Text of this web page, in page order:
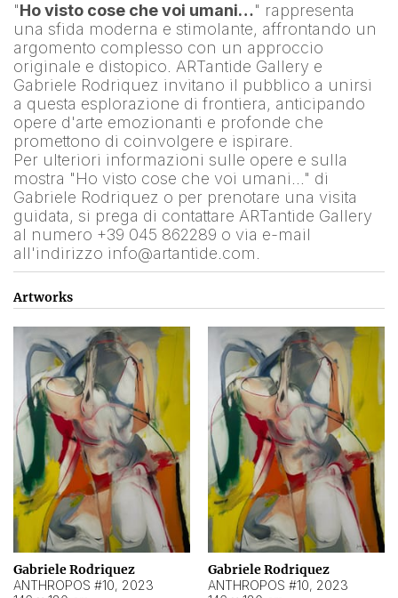
"Ho visto cose che voi umani…" rappresenta
una sfida moderna e stimolante, affrontando un
argomento complesso con un approccio
originale e distopico. ARTantide Gallery e
Gabriele Rodriquez invitano il pubblico a unirsi
a questa esplorazione di frontiera, anticipando
opere d'arte emozionanti e profonde che
promettono di coinvolgere e ispirare.
Per ulteriori informazioni sulle opere e sulla
mostra "Ho visto cose che voi umani…" di
Gabriele Rodriquez o per prenotare una visita
guidata, si prega di contattare ARTantide Gallery
al numero +39 045 862289 o via e-mail
all'indirizzo info@artantide.com.
Artworks
Gabriele Rodriquez
ANTHROPOS #10, 2023
Gabriele Rodriquez
ANTHROPOS #10, 2023